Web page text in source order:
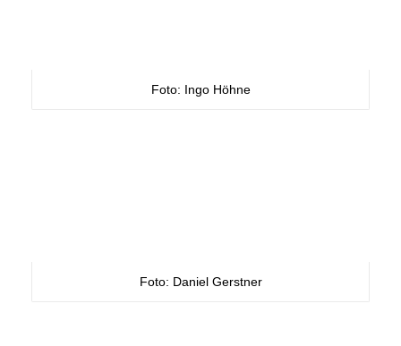
Foto: Ingo Höhne
Foto: Daniel Gerstner